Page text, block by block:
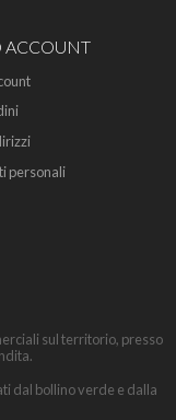
ACCOUNT
personali
sul territorio, presso
dal bollino verde e dalla